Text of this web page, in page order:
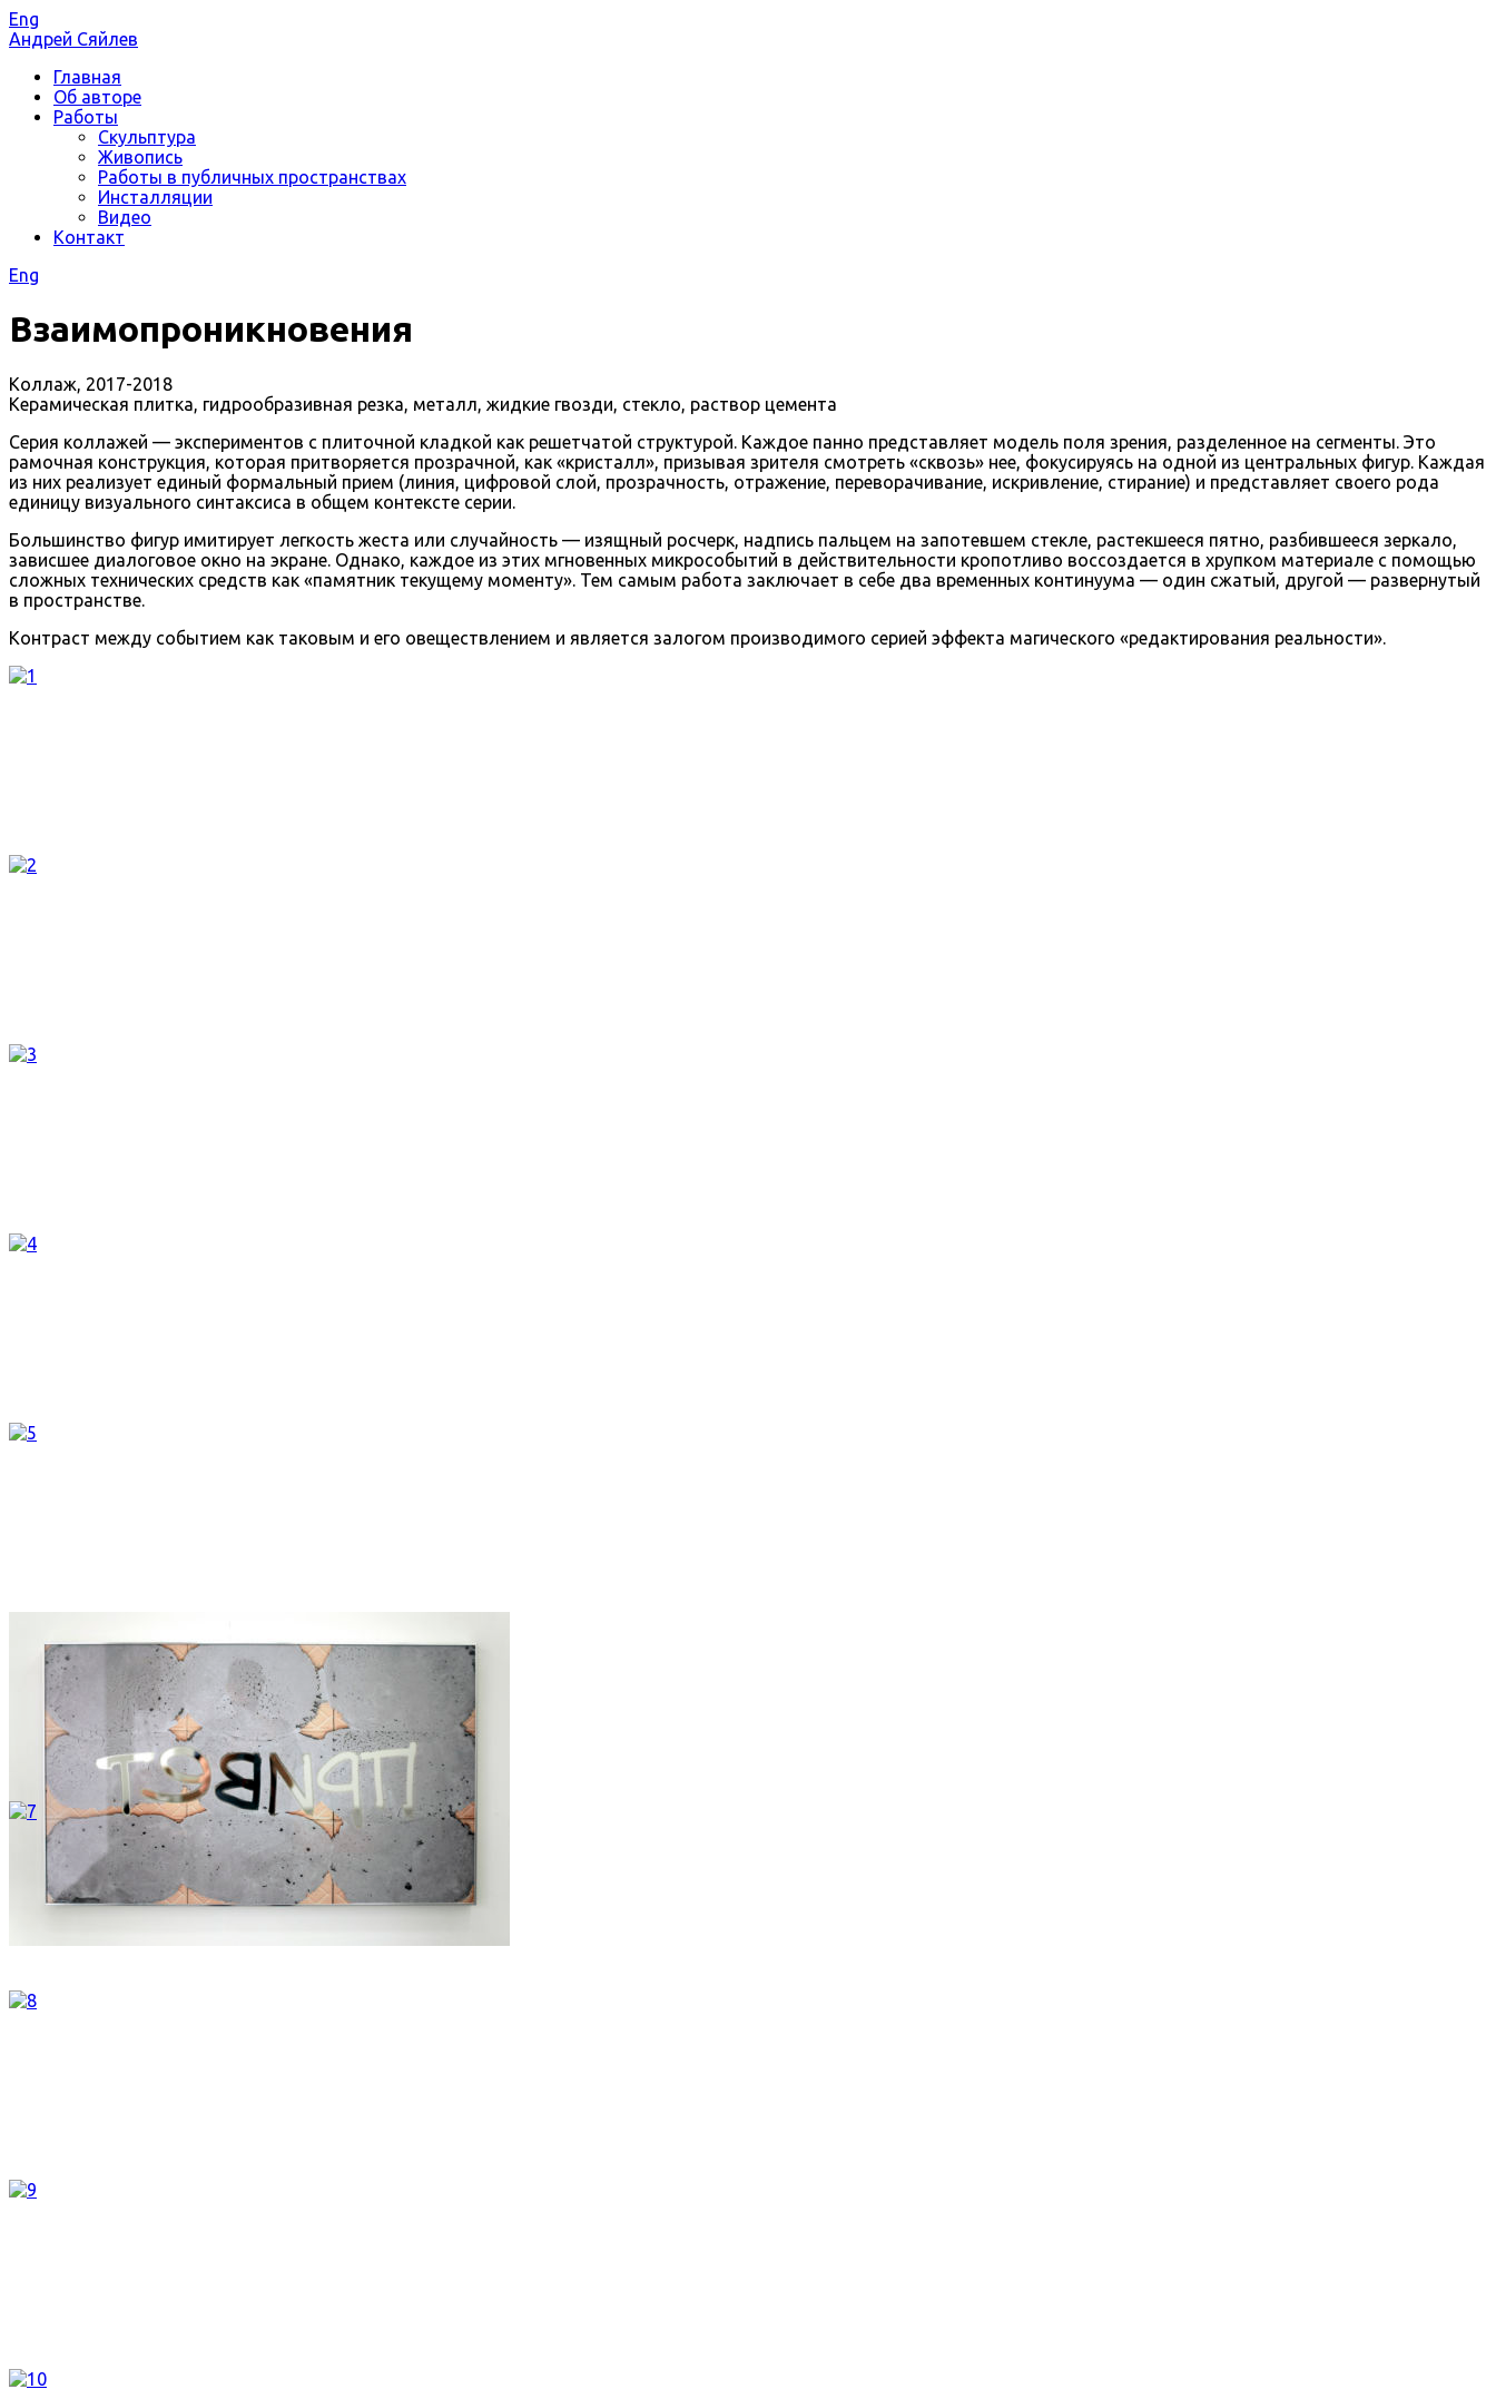
Eng
Андрей Сяйлев
Главная
Об авторе
Работы
Скульптура
Живопись
Работы в публичных пространствах
Инсталляции
Видео
Контакт
Eng
Взаимопроникновения
Коллаж, 2017-2018
Керамическая плитка, гидрообразивная резка, металл, жидкие гвозди, стекло, раствор цемента
Серия коллажей — экспериментов с плиточной кладкой как решетчатой структурой. Каждое панно представляет модель поля зрения, разделенное на сегменты. Это
рамочная конструкция, которая притворяется прозрачной, как «кристалл», призывая зрителя смотреть «сквозь» нее, фокусируясь на одной из центральных фигур. Каждая
из них реализует единый формальный прием (линия, цифровой слой, прозрачность, отражение, переворачивание, искривление, стирание) и представляет своего рода
единицу визуального синтаксиса в общем контексте серии.
Большинство фигур имитирует легкость жеста или случайность — изящный росчерк, надпись пальцем на запотевшем стекле, растекшееся пятно, разбившееся зеркало,
зависшее диалоговое окно на экране. Однако, каждое из этих мгновенных микрособытий в действительности кропотливо воссоздается в хрупком материале с помощью
сложных технических средств как «памятник текущему моменту». Тем самым работа заключает в себе два временных континуума — один сжатый, другой — развернутый
в пространстве.
Контраст между событием как таковым и его овеществлением и является залогом производимого серией эффекта магического «редактирования реальности».